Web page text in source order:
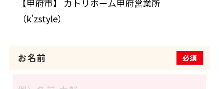
お名前 必須